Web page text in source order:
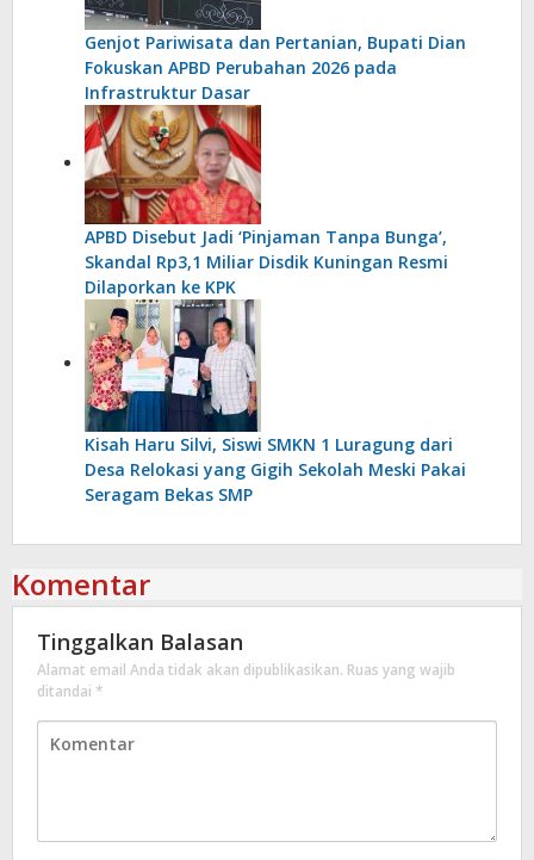
Genjot Pariwisata dan Pertanian, Bupati Dian
Fokuskan APBD Perubahan 2026 pada
Infrastruktur Dasar
APBD Disebut Jadi ‘Pinjaman Tanpa Bunga’,
Skandal Rp3,1 Miliar Disdik Kuningan Resmi
Dilaporkan ke KPK
Kisah Haru Silvi, Siswi SMKN 1 Luragung dari
Desa Relokasi yang Gigih Sekolah Meski Pakai
Seragam Bekas SMP
Komentar
Tinggalkan Balasan
Alamat email Anda tidak akan dipublikasikan. Ruas yang wajib
ditandai *